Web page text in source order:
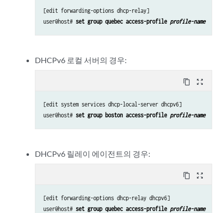
[edit forwarding-options dhcp-relay]
user@host# set group quebec access-profile profile-name
DHCPv6 로컬 서버의 경우:
content_copy zoom_out_map
[edit system services dhcp-local-server dhcpv6]
user@host# set group boston access-profile profile-name
DHCPv6 릴레이 에이전트의 경우:
content_copy zoom_out_map
[edit forwarding-options dhcp-relay dhcpv6]
user@host# set group quebec access-profile profile-name